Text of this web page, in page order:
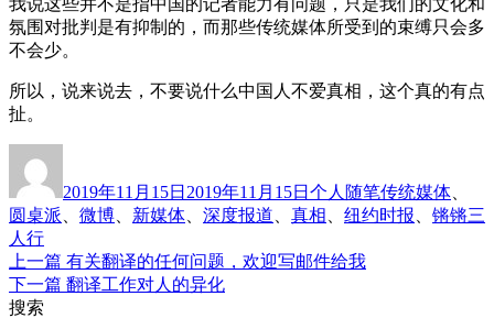
氛围对批判是有抑制的，而那些传统媒体所受到的束缚只会多
不会少。
所以，说来说去，不要说什么中国人不爱真相，这个真的有点
扯。
于
2019年11月15日 2019年11月15日 个人随笔传统媒体
圆桌派
微博 新媒体 深度报道 真相 纽约时报
锵锵三
人行
文
章
上一篇 上
篇
有关翻译的任何问题，欢迎写邮件给我
下一篇 下
翻译工作对人的异化
搜索